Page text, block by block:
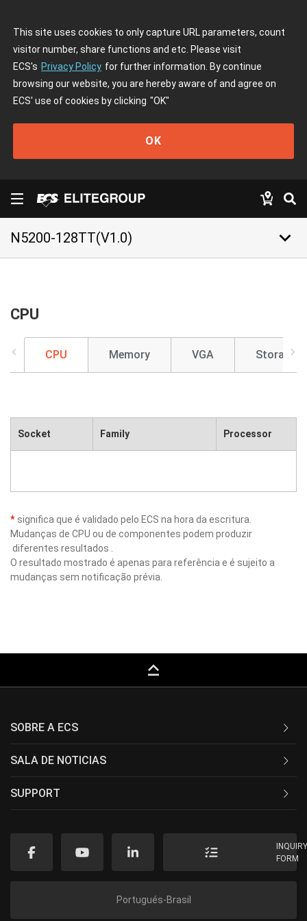
This site uses cookies to only capture URL parameters, count
visitor number, share functions and etc. Please visit
ECS's Privacy Policy for further information. By continue
browsing our website, you are hereby aware of and agree on
ECS' use of cookies by clicking "OK"
OK
N5200-128TT(V1.0) keyboard_arrow_down
CPU
CPU Memory VGA Storage
Socket Family Processor
* significa que é validado pelo ECS na hora da escritura.
Mudanças de CPU ou de componentes podem produzir
diferentes resultados .
O resultado mostrado é apenas para referência e é sujeito a
mudanças sem notificação prévia.
keyboard_capslock
SOBRE A ECS
SALA DE NOTICIAS
SUPPORT
FORM
Portugués-Brasil